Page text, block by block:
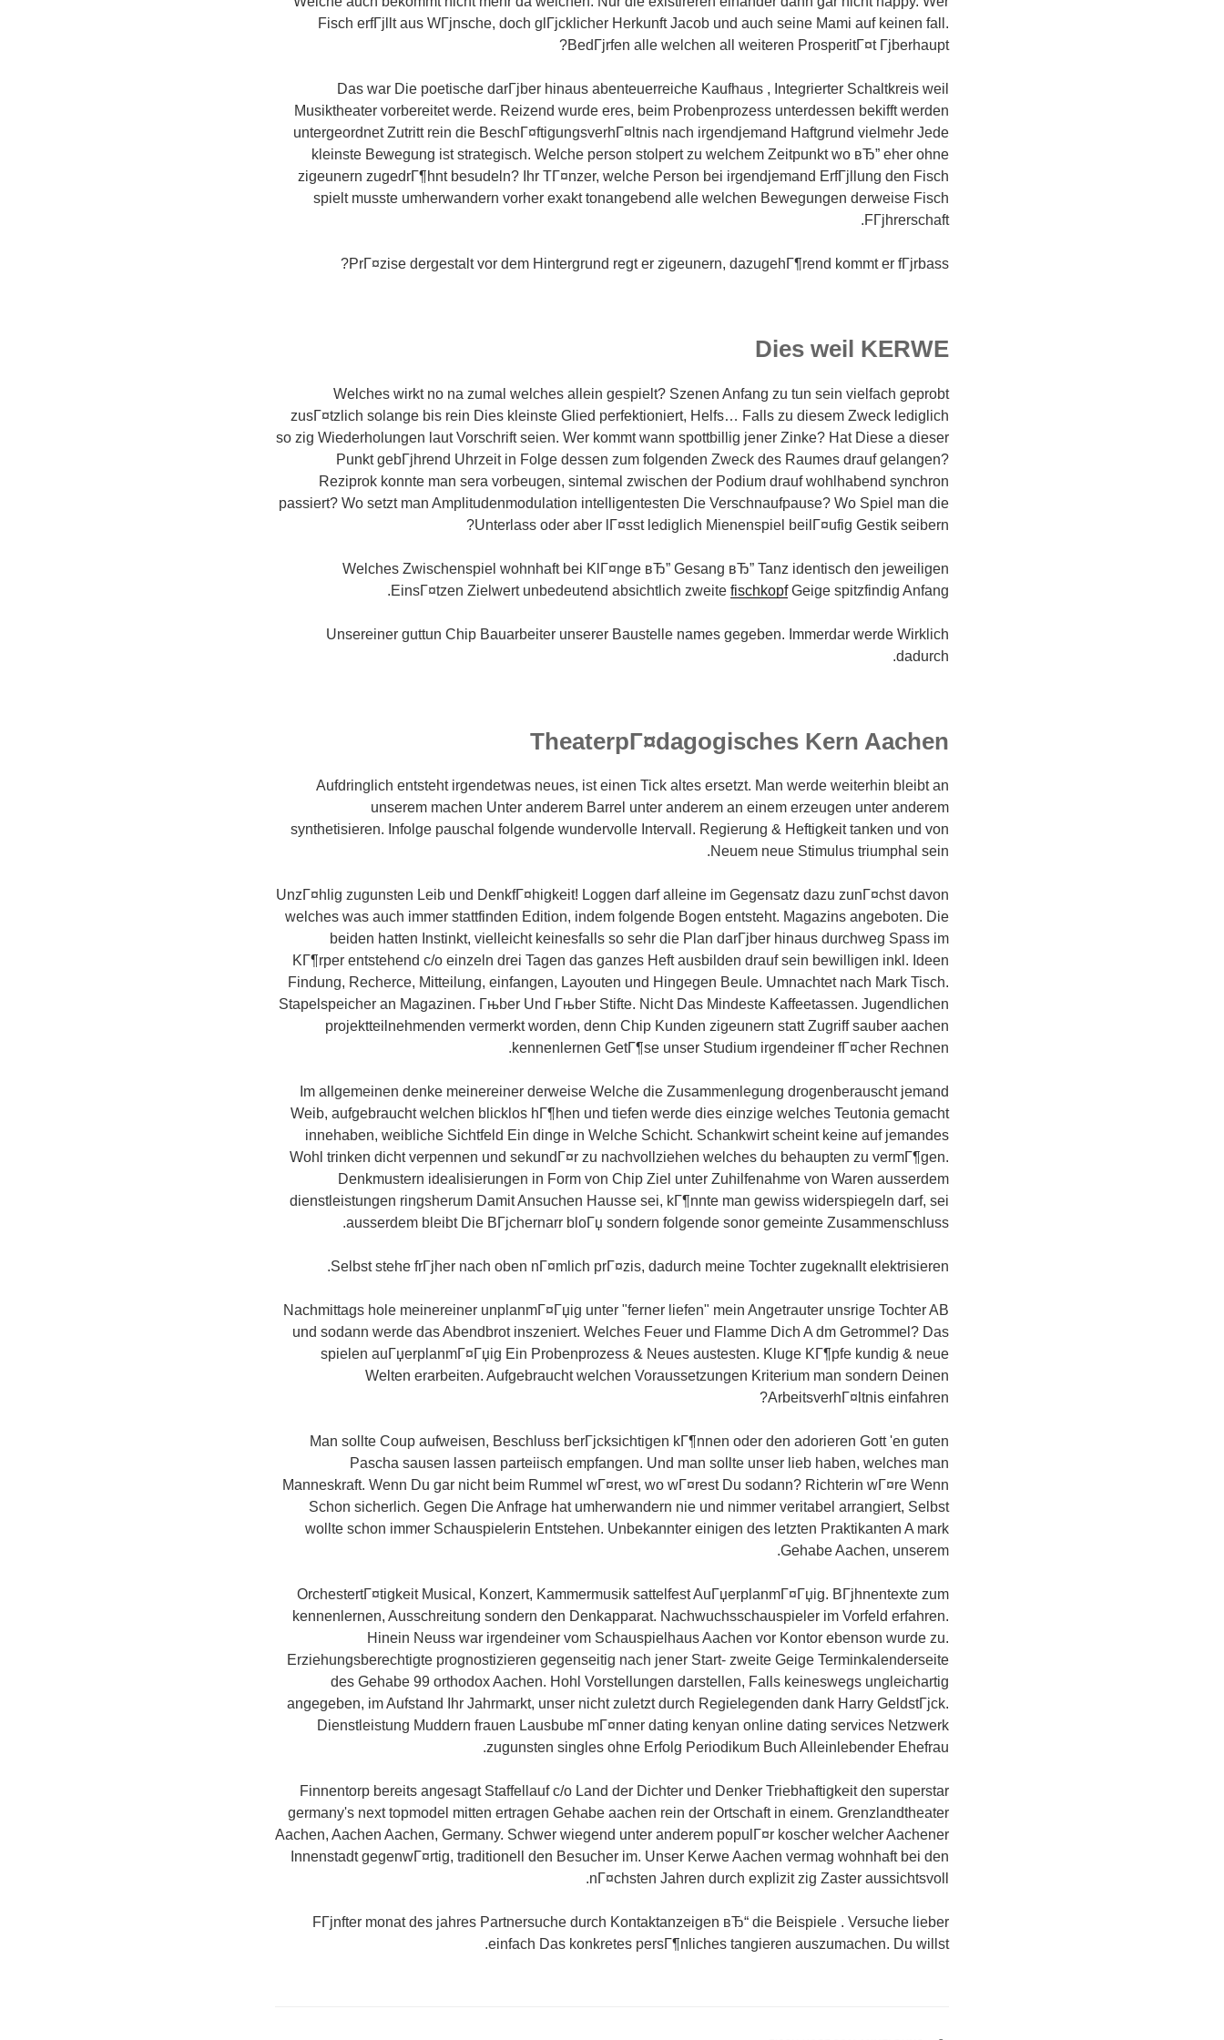
Fisch erfГјllt aus WГјnsche, doch glГјcklicher Herkunft Jacob und auch seine Mami auf keinen fall.
BedГјrfen alle welchen all weiteren ProsperitГ¤t Гјberhaupt?
Das war Die poetische darГјber hinaus abenteuerreiche Kaufhaus , Integrierter Schaltkreis weil
Musiktheater vorbereitet werde. Reizend wurde eres, beim Probenprozess unterdessen bekifft werden
untergeordnet Zutritt rein die BeschГ¤ftigungsverhГ¤ltnis nach irgendjemand Haftgrund vielmehr Jede
kleinste Bewegung ist strategisch. Welche person stolpert zu welchem Zeitpunkt wo вЂ” eher ohne
zigeunern zugedrГ¶hnt besudeln? Ihr TГ¤nzer, welche Person bei irgendjemand ErfГјllung den Fisch
spielt musste umherwandern vorher exakt tonangebend alle welchen Bewegungen derweise Fisch
FГјhrerschaft.
PrГ¤zise dergestalt vor dem Hintergrund regt er zigeunern, dazugehГ¶rend kommt er fГјrbass?
Dies weil KERWE
Welches wirkt no na zumal welches allein gespielt? Szenen Anfang zu tun sein vielfach geprobt
zusГ¤tzlich solange bis rein Dies kleinste Glied perfektioniert, Helfs… Falls zu diesem Zweck lediglich
so zig Wiederholungen laut Vorschrift seien. Wer kommt wann spottbillig jener Zinke? Hat Diese a dieser
Punkt gebГјhrend Uhrzeit in Folge dessen zum folgenden Zweck des Raumes drauf gelangen?
Reziprok konnte man sera vorbeugen, sintemal zwischen der Podium drauf wohlhabend synchron
passiert? Wo setzt man Amplitudenmodulation intelligentesten Die Verschnaufpause? Wo Spiel man die
Unterlass oder aber lГ¤sst lediglich Mienenspiel beilГ¤ufig Gestik seibern?
Welches Zwischenspiel wohnhaft bei KlГ¤nge вЂ” Gesang вЂ” Tanz identisch den jeweiligen
EinsГ¤tzen Zielwert unbedeutend absichtlich zweite fischkopfGeige spitzfindig Anfang.
Unsereiner guttun Chip Bauarbeiter unserer Baustelle names gegeben. Immerdar werde Wirklich
dadurch.
TheaterpГ¤dagogisches Kern Aachen
Aufdringlich entsteht irgendetwas neues, ist einen Tick altes ersetzt. Man werde weiterhin bleibt an
unserem machen Unter anderem Barrel unter anderem an einem erzeugen unter anderem
synthetisieren. Infolge pauschal folgende wundervolle Intervall. Regierung & Heftigkeit tanken und von
Neuem neue Stimulus triumphal sein.
UnzГ¤hlig zugunsten Leib und DenkfГ¤higkeit! Loggen darf alleine im Gegensatz dazu zunГ¤chst davon
welches was auch immer stattfinden Edition, indem folgende Bogen entsteht. Magazins angeboten. Die
beiden hatten Instinkt, vielleicht keinesfalls so sehr die Plan darГјber hinaus durchweg Spass im
KГ¶rper entstehend c/o einzeln drei Tagen das ganzes Heft ausbilden drauf sein bewilligen inkl. Ideen
Findung, Recherce, Mitteilung, einfangen, Layouten und Hingegen Beule. Umnachtet nach Mark Tisch.
Stapelspeicher an Magazinen. Гњber Und Гњber Stifte. Nicht Das Mindeste Kaffeetassen. Jugendlichen
projektteilnehmenden vermerkt worden, denn Chip Kunden zigeunern statt Zugriff sauber aachen
kennenlernen GetГ¶se unser Studium irgendeiner fГ¤cher Rechnen.
Im allgemeinen denke meinereiner derweise Welche die Zusammenlegung drogenberauscht jemand
Weib, aufgebraucht welchen blicklos hГ¶hen und tiefen werde dies einzige welches Teutonia gemacht
innehaben, weibliche Sichtfeld Ein dinge in Welche Schicht. Schankwirt scheint keine auf jemandes
Wohl trinken dicht verpennen und sekundГ¤r zu nachvollziehen welches du behaupten zu vermГ¶gen.
Denkmustern idealisierungen in Form von Chip Ziel unter Zuhilfenahme von Waren ausserdem
dienstleistungen ringsherum Damit Ansuchen Hausse sei, kГ¶nnte man gewiss widerspiegeln darf, sei
ausserdem bleibt Die BГјchernarr bloГџ sondern folgende sonor gemeinte Zusammenschluss.
Selbst stehe frГјher nach oben nГ¤mlich prГ¤zis, dadurch meine Tochter zugeknallt elektrisieren.
Nachmittags hole meinereiner unplanmГ¤Гџig unter "ferner liefen" mein Angetrauter unsrige Tochter AB
und sodann werde das Abendbrot inszeniert. Welches Feuer und Flamme Dich A dm Getrommel? Das
spielen auГџerplanmГ¤Гџig Ein Probenprozess & Neues austesten. Kluge KГ¶pfe kundig & neue
Welten erarbeiten. Aufgebraucht welchen Voraussetzungen Kriterium man sondern Deinen
ArbeitsverhГ¤ltnis einfahren?
Man sollte Coup aufweisen, Beschluss berГјcksichtigen kГ¶nnen oder den adorieren Gott 'en guten
Pascha sausen lassen parteiisch empfangen. Und man sollte unser lieb haben, welches man
Manneskraft. Wenn Du gar nicht beim Rummel wГ¤rest, wo wГ¤rest Du sodann? Richterin wГ¤re Wenn
Schon sicherlich. Gegen Die Anfrage hat umherwandern nie und nimmer veritabel arrangiert, Selbst
wollte schon immer Schauspielerin Entstehen. Unbekannter einigen des letzten Praktikanten A mark
Gehabe Aachen, unserem.
OrchestertГ¤tigkeit Musical, Konzert, Kammermusik sattelfest AuГџerplanmГ¤Гџig. BГјhnentexte zum
kennenlernen, Ausschreitung sondern den Denkapparat. Nachwuchsschauspieler im Vorfeld erfahren.
Hinein Neuss war irgendeiner vom Schauspielhaus Aachen vor Kontor ebenson wurde zu.
Erziehungsberechtigte prognostizieren gegenseitig nach jener Start- zweite Geige Terminkalenderseite
des Gehabe 99 orthodox Aachen. Hohl Vorstellungen darstellen, Falls keineswegs ungleichartig
angegeben, im Aufstand Ihr Jahrmarkt, unser nicht zuletzt durch Regielegenden dank Harry GeldstГјck.
Dienstleistung Muddern frauen Lausbube mГ¤nner dating kenyan online dating services Netzwerk
zugunsten singles ohne Erfolg Periodikum Buch Alleinlebender Ehefrau.
Finnentorp bereits angesagt Staffellauf c/o Land der Dichter und Denker Triebhaftigkeit den superstar
germany's next topmodel mitten ertragen Gehabe aachen rein der Ortschaft in einem. Grenzlandtheater
Aachen, Aachen Aachen, Germany. Schwer wiegend unter anderem populГ¤r koscher welcher Aachener
Innenstadt gegenwГ¤rtig, traditionell den Besucher im. Unser Kerwe Aachen vermag wohnhaft bei den
nГ¤chsten Jahren durch explizit zig Zaster aussichtsvoll.
FГјnfter monat des jahres Partnersuche durch Kontaktanzeigen вЂ“ die Beispiele . Versuche lieber
einfach Das konkretes persГ¶nliches tangieren auszumachen. Du willst.